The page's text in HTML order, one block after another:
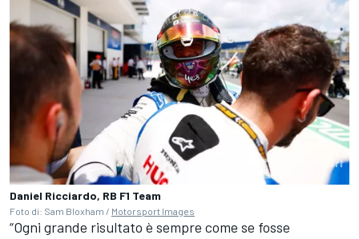
Daniel Ricciardo, RB F1 Team
Foto di: Sam Bloxham / Motorsport Images
“Ogni grande risultato è sempre come se fosse